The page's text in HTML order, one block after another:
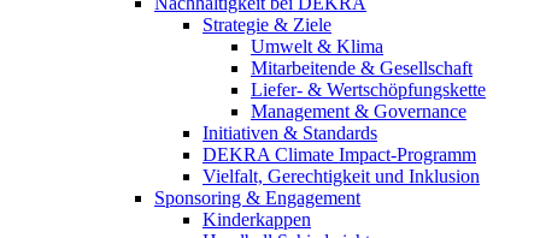
Strategie & Ziele
Umwelt & Klima
Mitarbeitende & Gesellschaft
Liefer- & Wertschöpfungskette
Management & Governance
Initiativen & Standards
DEKRA Climate Impact-Programm
Vielfalt, Gerechtigkeit und Inklusion​
Sponsoring & Engagement
Kinderkappen